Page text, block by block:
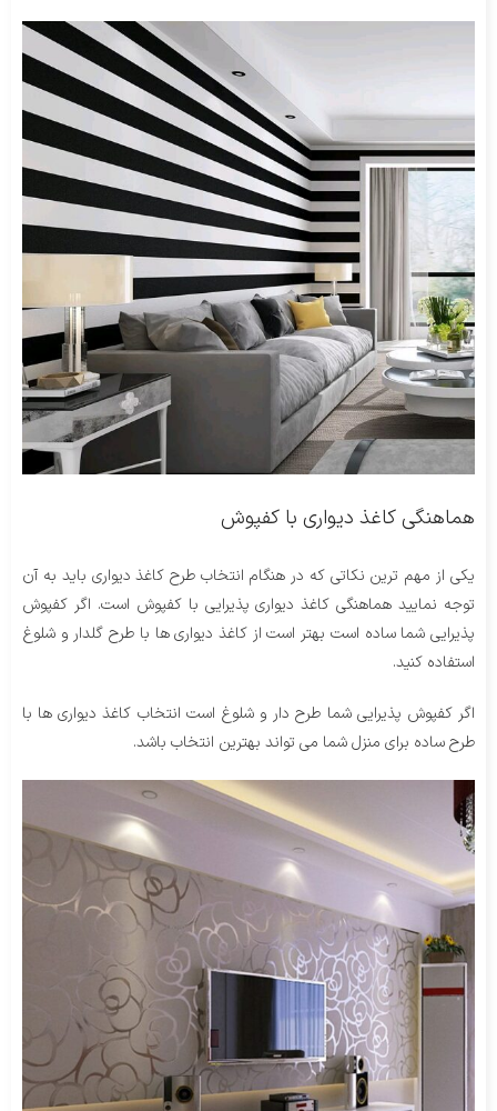
هماهنگی کاغذ دیواری با کفپوش
یکی از مهم ترین نکاتی که در هنگام انتخاب طرح کاغذ دیواری باید به آن
توجه نمایید هماهنگی کاغذ دیواری پذیرایی با کفپوش است. اگر کفپوش
پذیرایی شما ساده است بهتر است از کاغذ دیواری ها با طرح گلدار و شلوغ
استفاده کنید.
اگر کفپوش پذیرایی شما طرح دار و شلوغ است انتخاب کاغذ دیواری ها با
طرح ساده برای منزل شما می تواند بهترین انتخاب باشد.